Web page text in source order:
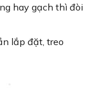
hay gạch thì đòi
lắp đặt, treo